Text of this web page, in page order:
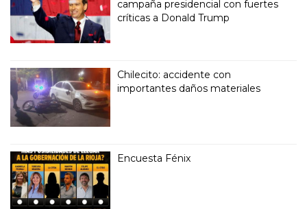
campaña presidencial con fuertes
críticas a Donald Trump
Chilecito: accidente con
importantes daños materiales
Encuesta Fénix